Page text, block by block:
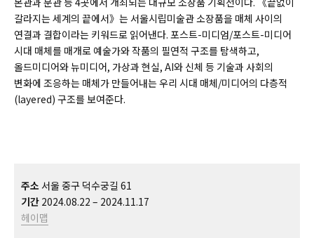
갈라지는 세계의 끝에서》는 서울시립미술관 소장품을 매체 사이의
연결과 결합이라는 키워드로 읽어낸다. 포스트-미디엄/포스트-미디어
시대 매체를 매개로 예술가와 작품의 필연적 구조를 탐색하고,
올드미디어와 뉴미디어, 가상과 현실, AI와 신체 등 기술과 사회의
변화에 조응하는 매체가 만들어내는 우리 시대 매체/미디어의 다층적
(layered) 구조를 보여준다.
주소 서울 중구 덕수궁길 61
기간 2024.08.22 – 2024.11.17
헤이맵